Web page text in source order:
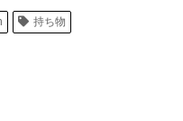
持ち物